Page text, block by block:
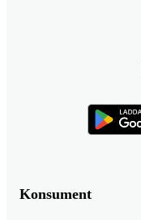
Konsument